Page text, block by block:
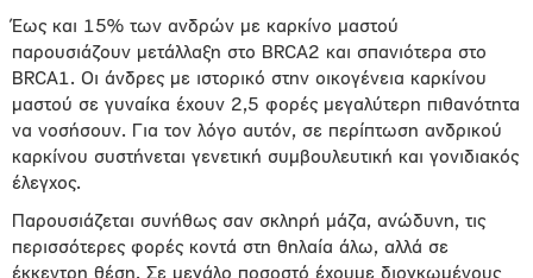
Έως και 15% των ανδρών µε καρκίνο µαστού
παρουσιάζουν µετάλλαξη στο BRCA2 και σπανιότερα στο
BRCA1. Οι άνδρες µε ιστορικό στην οικογένεια καρκίνου
µαστού σε γυναίκα έχουν 2,5 φορές µεγαλύτερη πιθανότητα
να νοσήσουν. Για τον λόγο αυτόν, σε περίπτωση ανδρικού
καρκίνου συστήνεται γενετική συµβουλευτική και γονιδιακός
έλεγχος.
Παρουσιάζεται συνήθως σαν σκληρή µάζα, ανώδυνη, τις
περισσότερες φορές κοντά στη θηλαία άλω, αλλά σε